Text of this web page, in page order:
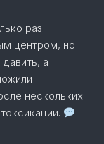
раз
центром, но
а
нескольких